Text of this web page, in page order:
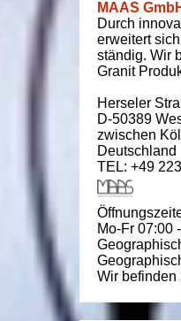
MAAS
Durch
erweitert
ständig. Wir
Granit
Herseler
D-50389
zwischen
Deutschland
TEL: +49
Mo-Fr 07:00
Wir befinden